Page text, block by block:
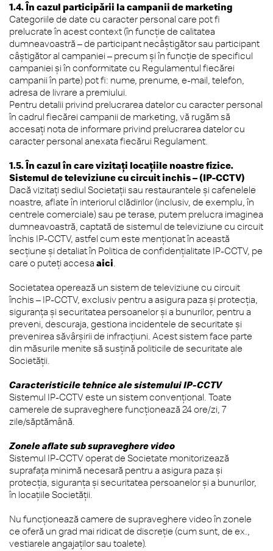
1.4. În cazul participării la campanii de marketing
Categoriile de date cu caracter personal care pot fi
prelucrate în acest context (în funcție de calitatea
dumneavoastră – de participant necâștigător sau participant
câștigător al campaniei – precum și în funcție de specificul
campaniei și în conformitate cu Regulamentul fiecărei
campanii în parte) pot fi: nume, prenume, e-mail, telefon,
adresa de livrare a premiului.
Pentru detalii privind prelucrarea datelor cu caracter personal
în cadrul fiecărei campanii de marketing, vă rugăm să
accesați nota de informare privind prelucrarea datelor cu
caracter personal anexata fiecărui Regulament.
1.5. În cazul în care vizitați locațiile noastre fizice.
Sistemul de televiziune cu circuit inchis – (IP-CCTV)
Dacă vizitați sediul Societații sau restaurantele și cafenelele
noastre, aflate în interiorul clădirilor (inclusiv, de exemplu, în
centrele comerciale) sau pe terase, putem prelucra imaginea
dumneavoastră, captată de sistemul de televiziune cu circuit
închis IP-CCTV, astfel cum este menționat în această
secțiune și detaliat în Politica de confidențialitate IP-CCTV, pe
care o puteți accesa aici.
Societatea operează un sistem de televiziune cu circuit
închis – IP-CCTV, exclusiv pentru a asigura paza și protecția,
siguranța și securitatea persoanelor și a bunurilor, pentru a
preveni, descuraja, gestiona incidentele de securitate și
prevenirea săvârșirii de infracțiuni. Acest sistem face parte
din măsurile menite să susțină politicile de securitate ale
Societății.
Caracteristicile tehnice ale sistemului IP-CCTV
Sistemul IP-CCTV este un sistem convențional. Toate
camerele de supraveghere funcționează 24 ore/zi, 7
zile/săptămână.
Zonele aflate sub supraveghere video
Sistemul IP-CCTV operat de Societate monitorizează
suprafața minimă necesară pentru a asigura paza și
protecția, siguranța și securitatea persoanelor și a bunurilor,
în locațiile Societății.
Nu funcționează camere de supraveghere video în zonele
ce oferă un grad mai ridicat de discreție (cum sunt, de ex.,
vestiarele angajaților sau toalete).